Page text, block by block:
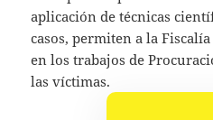
aplicación de técnicas
casos, permiten a la
en los trabajos de
las víctimas.